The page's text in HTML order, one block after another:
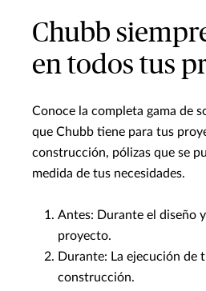
Chubb
en todos tus
Conoce la completa gama de
que Chubb tiene para tus
construcción, pólizas que se
medida de tus necesidades.
Antes: Durante el diseño
proyecto.
Durante: La ejecución de
construcción.